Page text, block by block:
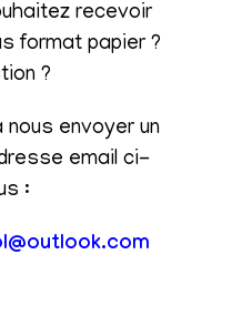
recevoir
format papier ?
?
nous envoyer un
email ci-
: